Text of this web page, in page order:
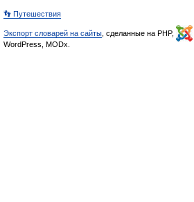
👣 Путешествия
Экспорт словарей на сайты , сделанные на PHP,
WordPress, MODx.